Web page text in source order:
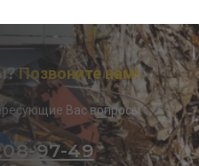
Позвоните нам!
Вас вопросы
97-49